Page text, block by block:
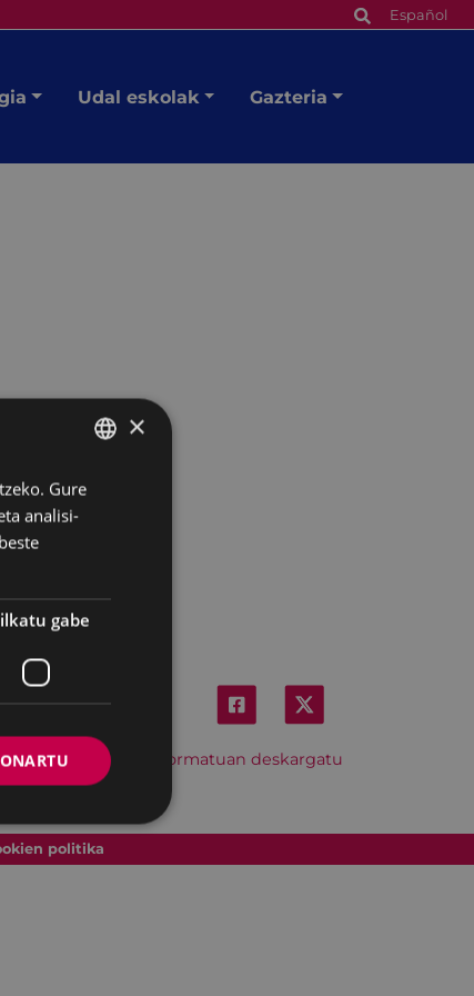
Español
Udal eskolak Gazteria
Hitzordu hau iCal formatuan deskargatu
politika
BASQUE
SPANISH
×
Gure
analisi-
gabe